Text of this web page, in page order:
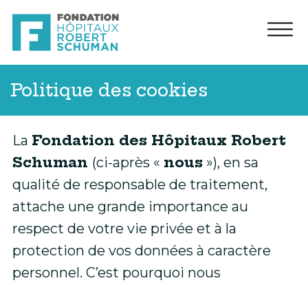
Politique des cookies
La Fondation des Hôpitaux Robert
Schuman (ci-après « nous »), en sa
qualité de responsable de traitement,
attache une grande importance au
respect de votre vie privée et à la
protection de vos données à caractère
personnel. C’est pourquoi nous